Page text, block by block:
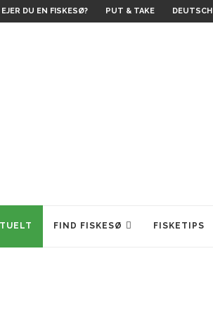
EJER DU EN FISKESØ? PUT & TAKE DEUTSCH
FIND FISKESØ FISKETIPS